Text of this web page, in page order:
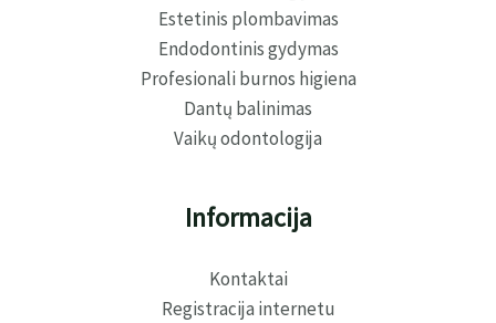
Estetinis plombavimas
Endodontinis gydymas
Profesionali burnos higiena
Dantų balinimas
Vaikų odontologija
Informacija
Kontaktai
Registracija internetu